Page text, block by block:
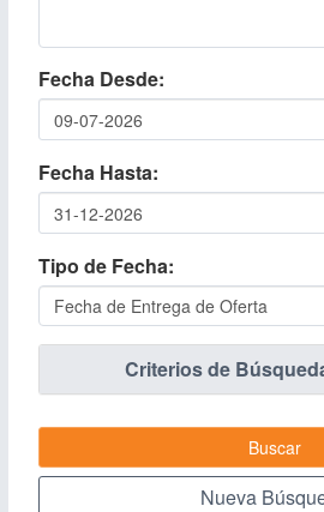
Fecha Desde
Fecha Hasta
Tipo de Fecha
Fecha de Entrega de Oferta
Criterios de
Buscar
Nueva